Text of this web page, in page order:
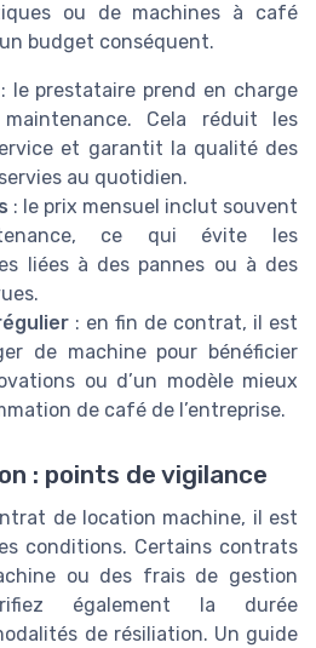
ou de machines à café
budget conséquent.
: le prestataire prend en charge
Cela réduit les
et garantit la qualité des
au quotidien.
: le prix mensuel inclut souvent
ce qui évite les
liées à des pannes ou à des
: en fin de contrat, il est
de machine pour bénéficier
ou d’un modèle mieux
de café de l’entreprise.
: points de vigilance
de location machine, il est
conditions. Certains contrats
ou des frais de gestion
également la durée
de résiliation. Un guide